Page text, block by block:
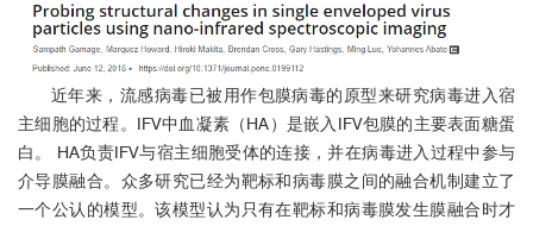
近年来，流感病毒已被用作包膜病毒的原型来研究病毒进入宿
主细胞的过程。IFV中血凝素（HA）是嵌入IFV包膜的主要表面糖蛋
白。 HA负责IFV与宿主细胞受体的连接，并在病毒进入过程中参与
介导膜融合。众多研究已经为靶标和病毒膜之间的融合机制建立了
一个公认的模型。该模型认为只有在靶标和病毒膜发生膜融合时才